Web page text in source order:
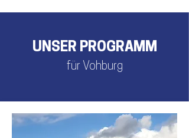
UNSER PROGRAMM
für Vohburg